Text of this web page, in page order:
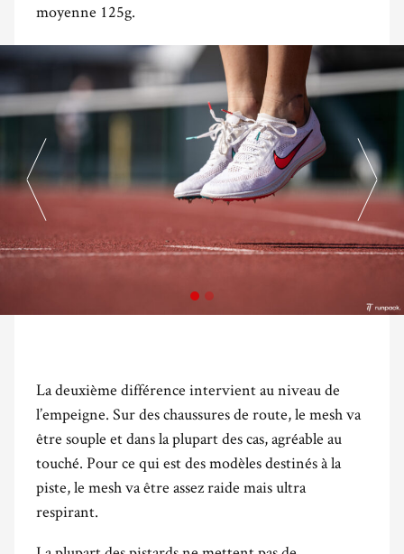
moyenne 125g.
La deuxième différence intervient au niveau de
l’empeigne. Sur des chaussures de route, le mesh va
être souple et dans la plupart des cas, agréable au
touché. Pour ce qui est des modèles destinés à la
piste, le mesh va être assez raide mais ultra
respirant.